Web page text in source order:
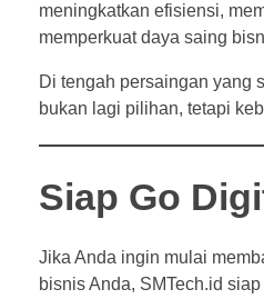
meningkatkan efisiensi,
memperkuat daya saing
Di tengah persaingan yang
bukan lagi pilihan, tetapi
Siap Go
Jika Anda ingin mulai
bisnis Anda, SMTech.id